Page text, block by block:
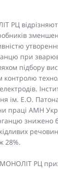
РЦ
при
підбору
контролю
ім. Е.О.
праці АМН
знижено
28%.
РЦ